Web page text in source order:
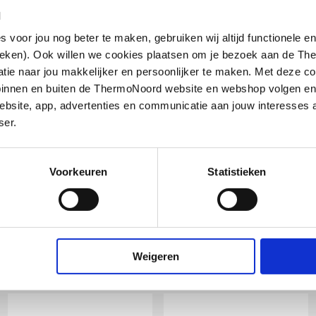
voor jou nog beter te maken, gebruiken wij altijd functionele
Ook willen we cookies plaatsen om je bezoek aan de
naar jou makkelijker en persoonlijker te maken. Met deze
en buiten de ThermoNoord website en webshop volgen
app, advertenties en communicatie aan jouw interesses
Voorkeuren Statistieken
Weigeren